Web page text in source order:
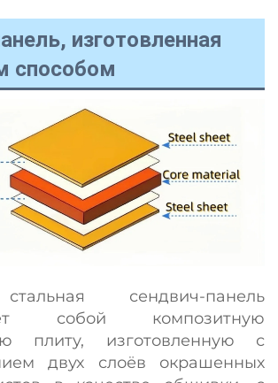
изготовленная
способом
сендвич-панель
собой композитную
плиту, изготовленную с
двух слоёв окрашенных